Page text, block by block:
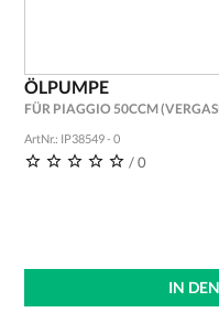
ÖLPUMPE
FÜR PIAGGIO 50CCM
ArtNr.: IP38549 - 0
/ 0
IN